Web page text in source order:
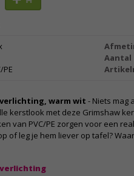
PE
Aantal
warm wit - Niets mag
kerstlook met deze Grimshaw
van PVC/PE zorgen voor een
of leg je hem liever op tafel?